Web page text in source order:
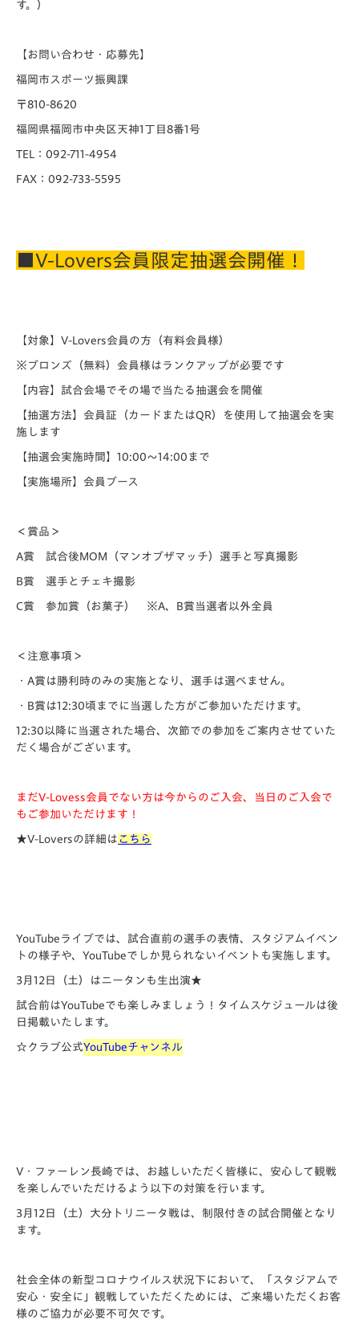
す。）
【お問い合わせ・応募先】
福岡市スポーツ振興課
〒810-8620
福岡県福岡市中央区天神1丁目8番1号
TEL：092-711-4954
FAX：092-733-5595
■V-Lovers会員限定抽選会開催！
【対象】V-Lovers会員の方（有料会員様）
※ブロンズ（無料）会員様はランクアップが必要です
【内容】試合会場でその場で当たる抽選会を開催
【抽選方法】会員証（カードまたはQR）を使用して抽選会を実
施します
【抽選会実施時間】10:00～14:00まで
【実施場所】会員ブース
＜賞品＞
A賞 試合後MOM（マンオブザマッチ）選手と写真撮影
B賞 選手とチェキ撮影
C賞 参加賞（お菓子） ※A、B賞当選者以外全員
＜注意事項＞
・A賞は勝利時のみの実施となり、選手は選べません。
・B賞は12:30頃までに当選した方がご参加いただけます。
12:30以降に当選された場合、次節での参加をご案内させていた
だく場合がございます。
まだV-Lovess会員でない方は今からのご入会、当日のご入会で
もご参加いただけます！
★V-Loversの詳細は こちら
YouTube ライブでは、試合直前の選手の表情、スタジアムイベン
トの様子や、 YouTubeでしか見られないイベントも実施します。
3月12日（土）はニータンも生出演★
試合前はYouTubeでも楽しみましょう！タイムスケジュールは後
日掲載いたします。
☆クラブ公式YouTubeチャンネル
V・ファーレン長崎では、お越しいただく皆様に、安心して観戦
を楽しんでいただけるよう以下の対策を行います。
3月12日（土）大分トリニータ戦は、制限付きの試合開催となり
ます。
社会全体の新型コロナウイルス状況下において、「スタジアムで
安心・安全に」観戦していただくためには、ご来場いただくお客
様のご協力が必要不可欠です。